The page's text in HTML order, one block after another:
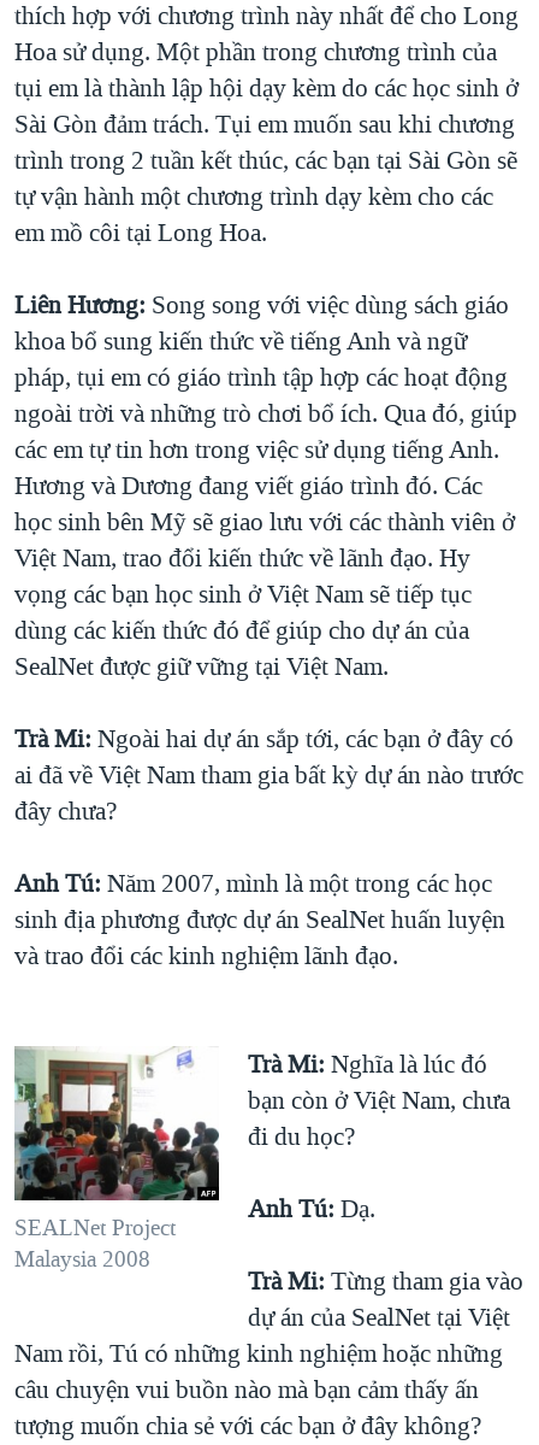
thích hợp với chương trình này nhất để cho Long
Hoa sử dụng. Một phần trong chương trình của
tụi em là thành lập hội dạy kèm do các học sinh ở
Sài Gòn đảm trách. Tụi em muốn sau khi chương
trình trong 2 tuần kết thúc, các bạn tại Sài Gòn sẽ
tự vận hành một chương trình dạy kèm cho các
em mồ côi tại Long Hoa.
Liên Hương: Song song với việc dùng sách giáo
khoa bổ sung kiến thức về tiếng Anh và ngữ
pháp, tụi em có giáo trình tập hợp các hoạt động
ngoài trời và những trò chơi bổ ích. Qua đó, giúp
các em tự tin hơn trong việc sử dụng tiếng Anh.
Hương và Dương đang viết giáo trình đó. Các
học sinh bên Mỹ sẽ giao lưu với các thành viên ở
Việt Nam, trao đổi kiến thức về lãnh đạo. Hy
vọng các bạn học sinh ở Việt Nam sẽ tiếp tục
dùng các kiến thức đó để giúp cho dự án của
SealNet được giữ vững tại Việt Nam.
Trà Mi: Ngoài hai dự án sắp tới, các bạn ở đây có
ai đã về Việt Nam tham gia bất kỳ dự án nào trước
đây chưa?
Anh Tú: Năm 2007, mình là một trong các học
sinh địa phương được dự án SealNet huấn luyện
và trao đổi các kinh nghiệm lãnh đạo.
SEALNet Project
Malaysia 2008
Trà Mi: Nghĩa là lúc đó
bạn còn ở Việt Nam, chưa
đi du học?
Anh Tú: Dạ.
Trà Mi: Từng tham gia vào
dự án của SealNet tại Việt
Nam rồi, Tú có những kinh nghiệm hoặc những
câu chuyện vui buồn nào mà bạn cảm thấy ấn
tượng muốn chia sẻ với các bạn ở đây không?